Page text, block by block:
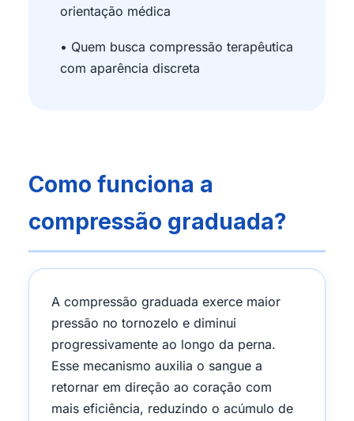
orientação médica
• Quem busca compressão terapêutica
com aparência discreta
Como funciona a
compressão graduada?
A compressão graduada exerce maior
pressão no tornozelo e diminui
progressivamente ao longo da perna.
Esse mecanismo auxilia o sangue a
retornar em direção ao coração com
mais eficiência, reduzindo o acúmulo de